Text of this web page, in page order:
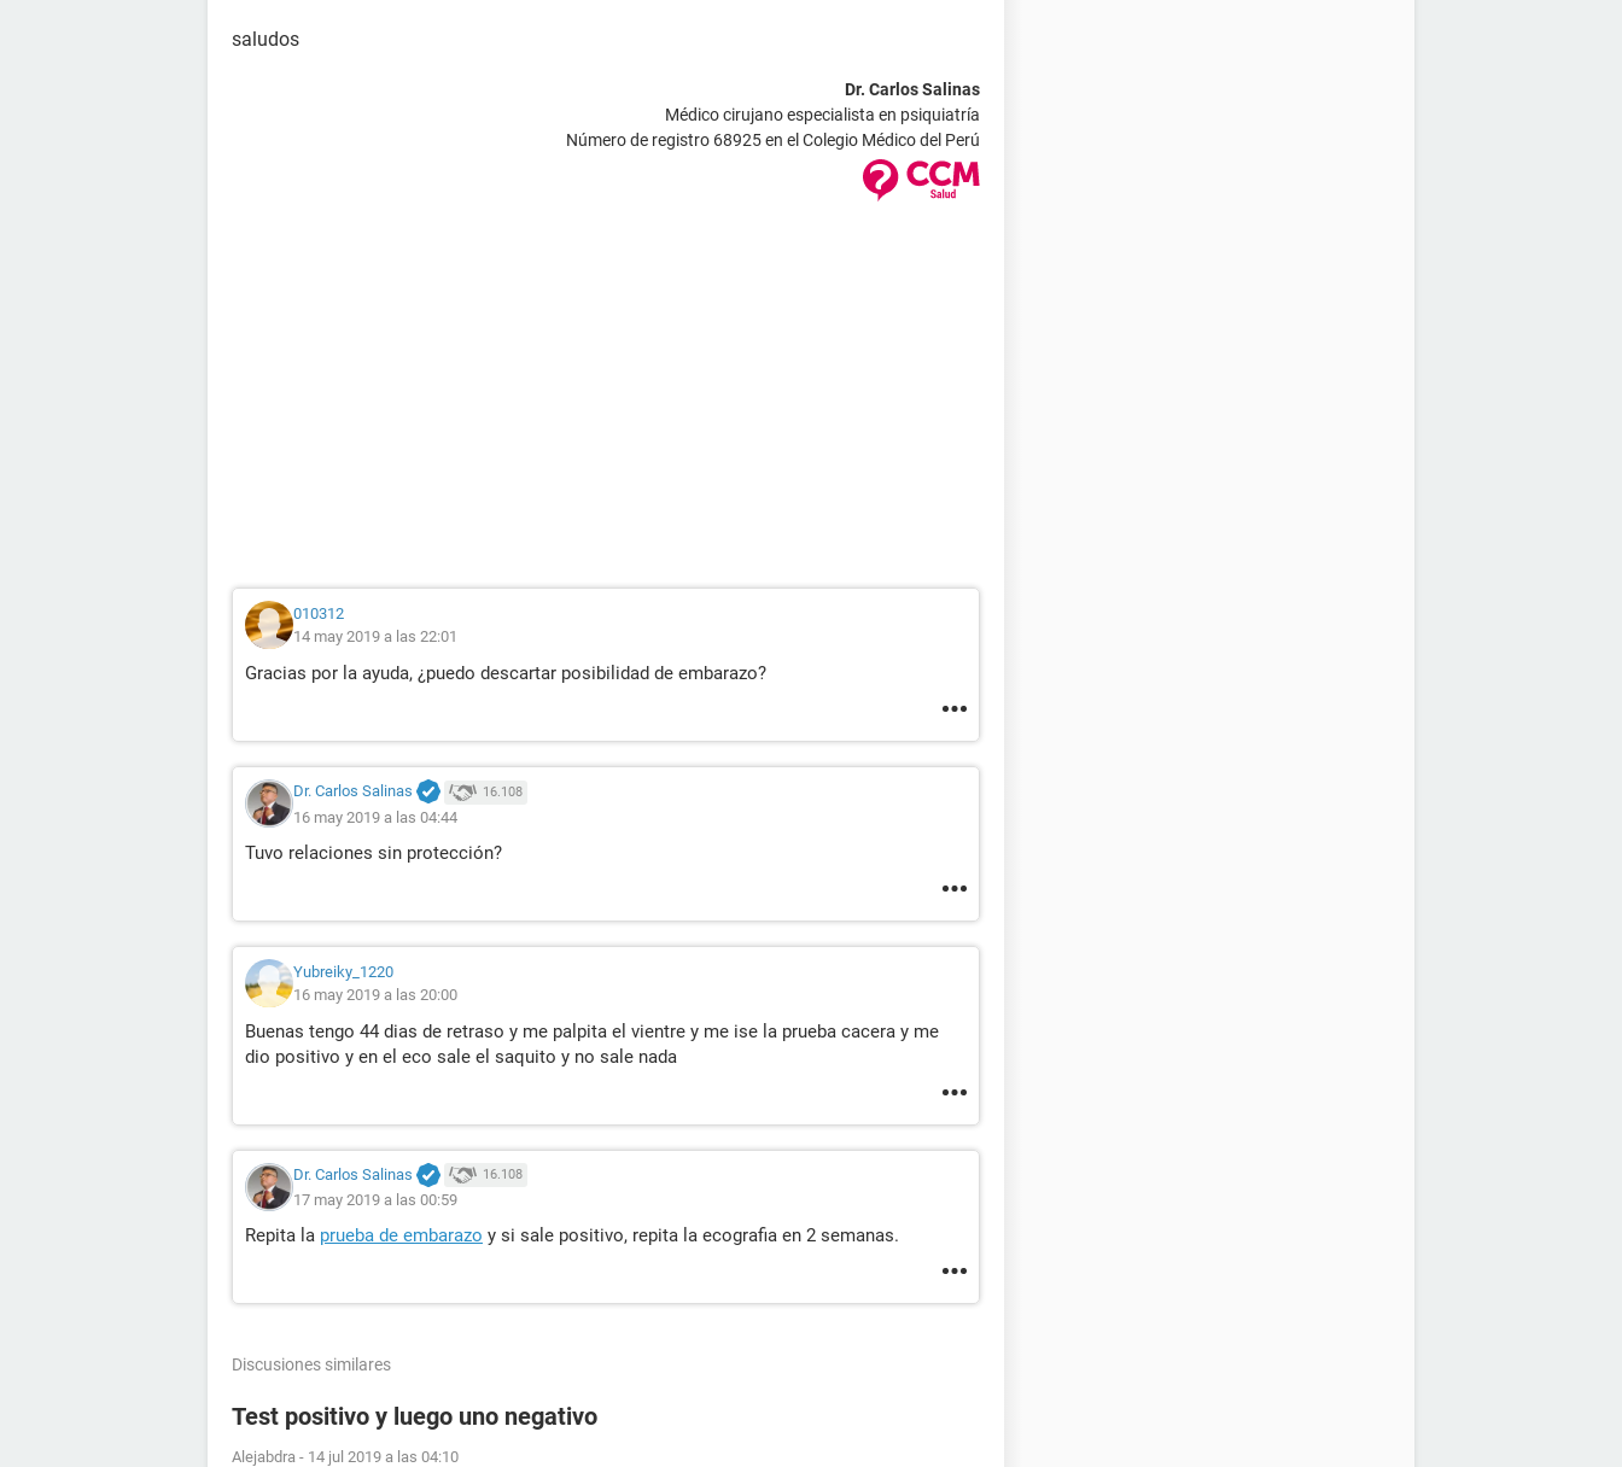
saludos
Dr. Carlos Salinas
Médico cirujano especialista en psiquiatría
Número de registro 68925 en el Colegio Médico del Perú
010312
14 may 2019 a las 22:01
Gracias por la ayuda, ¿puedo descartar posibilidad de embarazo?
Dr. Carlos Salinas 16.108
16 may 2019 a las 04:44
Tuvo relaciones sin protección?
Yubreiky_1220
16 may 2019 a las 20:00
Buenas tengo 44 dias de retraso y me palpita el vientre y me ise la prueba cacera y me
dio positivo y en el eco sale el saquito y no sale nada
Dr. Carlos Salinas 16.108
17 may 2019 a las 00:59
Repita la prueba de embarazo y si sale positivo, repita la ecografia en 2 semanas.
Discusiones similares
Test positivo y luego uno negativo
Alejabdra - 14 jul 2019 a las 04:10